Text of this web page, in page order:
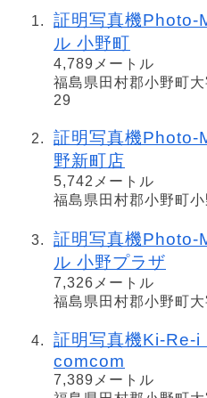
証明写真機Photo-
ル 小野町
4,789メートル
福島県田村郡小野町
29
証明写真機Photo-
野新町店
5,742メートル
福島県田村郡小野町
証明写真機Photo-
ル 小野プラザ
7,326メートル
福島県田村郡小野町
証明写真機Ki-Re-i
comcom
7,389メートル